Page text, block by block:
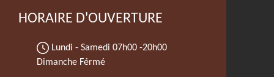
HORAIRE D'OUVERTURE
Lundi - Samedi 07h00 -20h00
Dimanche Férmé